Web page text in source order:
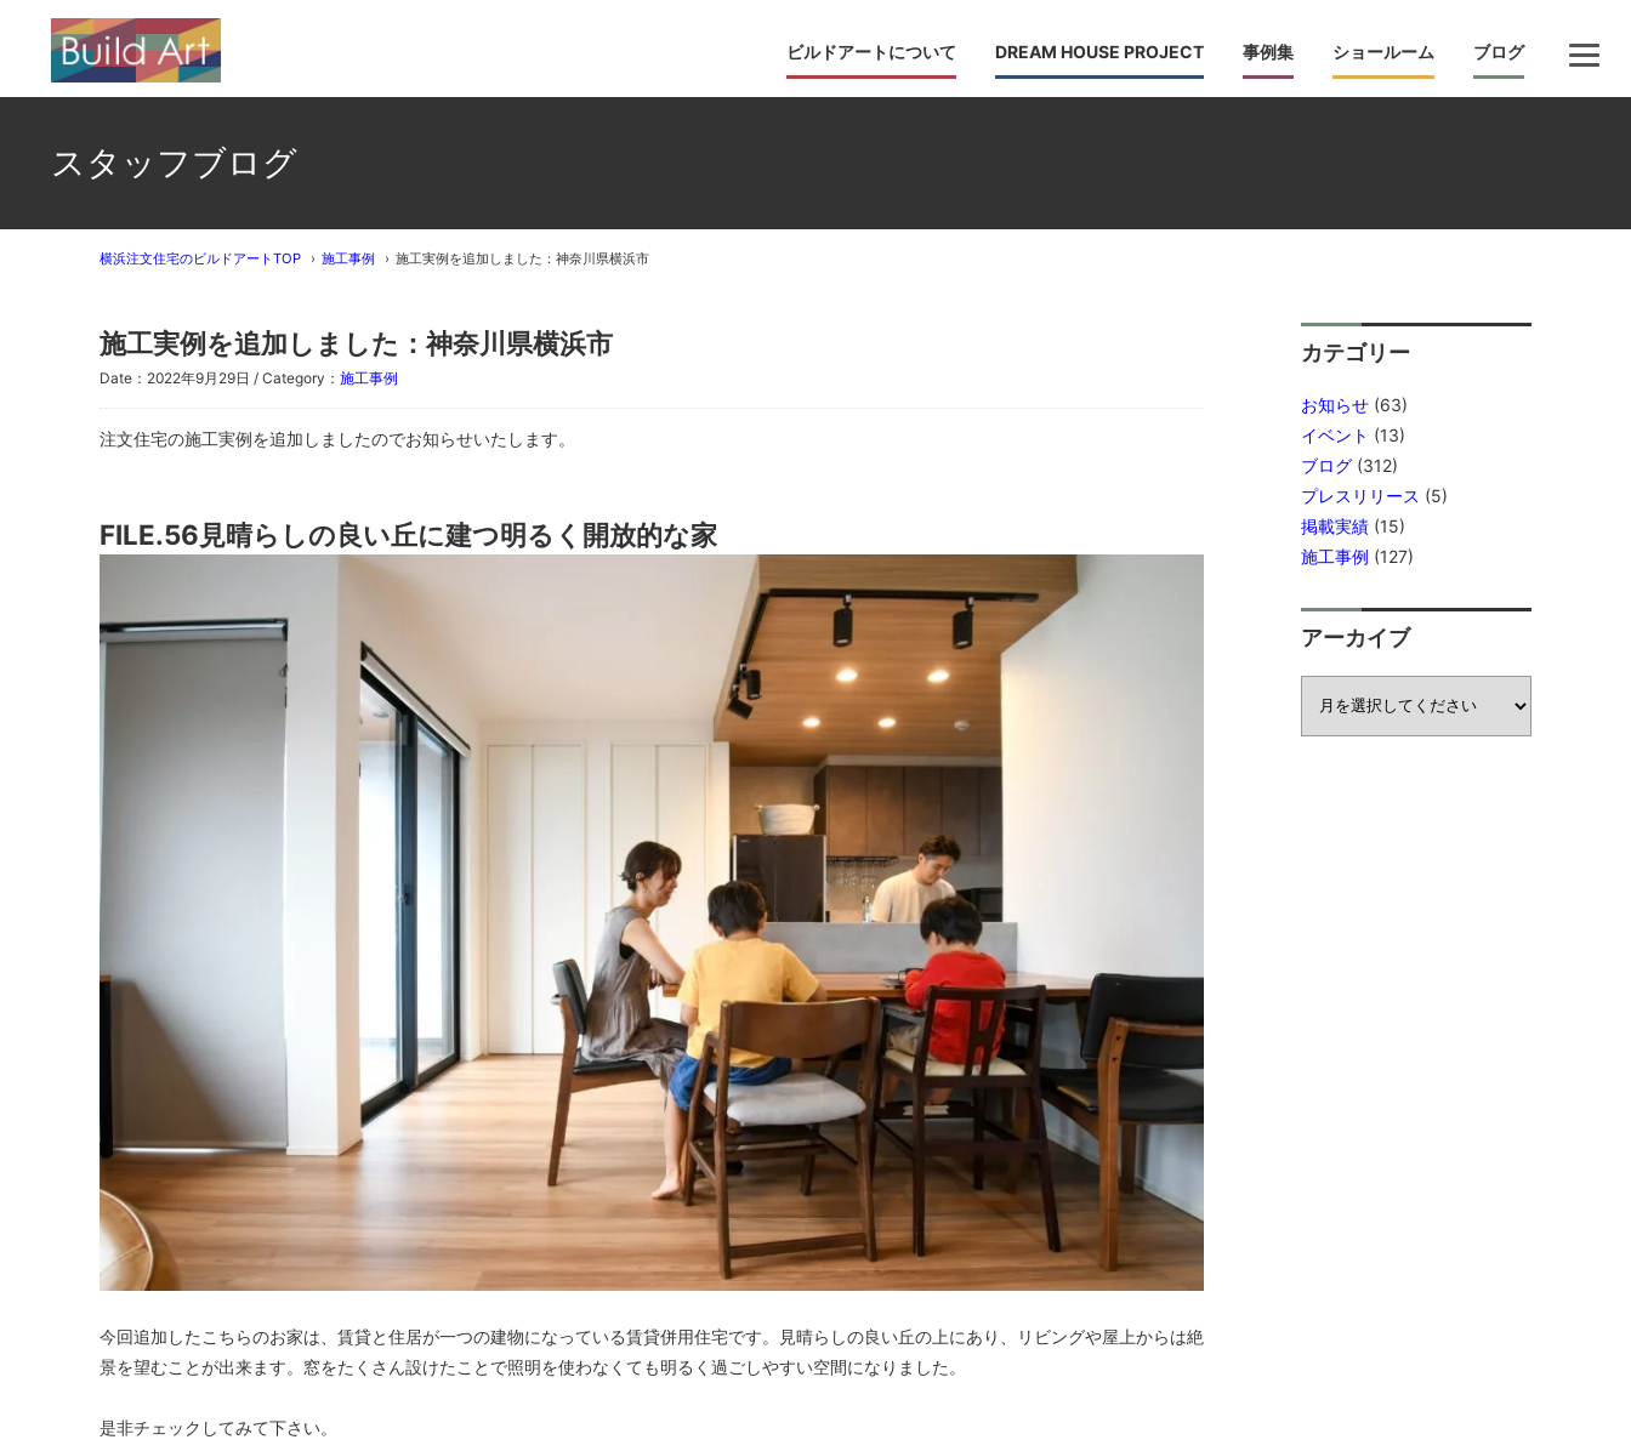
ビルドアートについて DREAM HOUSE PROJECT 事例集 ショールーム ブログ
スタッフブログ
横浜注文住宅のビルドアートTOP 施工事例 施工実例を追加しました：神奈川県横浜市
施工実例を追加しました：神奈川県横浜市
Date：2022年9月29日 / Category： 施工事例
注文住宅の施工実例を追加しましたのでお知らせいたします。
FILE.56見晴らしの良い丘に建つ明るく開放的な家
今回追加したこちらのお家は、 賃貸と住居が一つの建物になっている賃貸併用住宅です。見晴らしの良い丘の上にあり、リビングや屋上からは絶
景を望むことが出来ます。窓をたくさん設けたことで照明を使わなくても明るく過ごしやすい空間になりました。
是非チェックしてみて下さい。
カテゴリー
お知らせ (63)
イベント (13)
ブログ (312)
プレスリリース (5)
掲載実績 (15)
施工事例 (127)
アーカイブ